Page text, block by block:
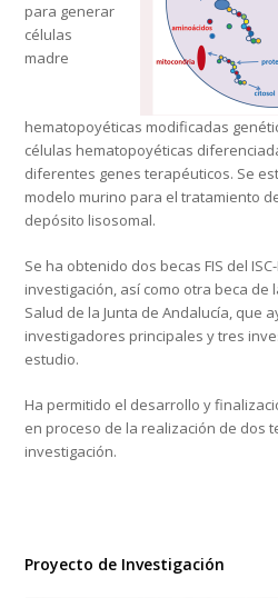
para generar
células
madre
hematopoyéticas modificadas
células hematopoyéticas
diferentes genes terapéuticos. Se
modelo murino para el tratamiento
depósito lisosomal.
Se ha obtenido dos becas FIS del
investigación, así como otra beca de
Salud de la Junta de Andalucía, que
investigadores principales y tres
estudio.
Ha permitido el desarrollo y
en proceso de la realización de dos
investigación.
Proyecto de Investigación